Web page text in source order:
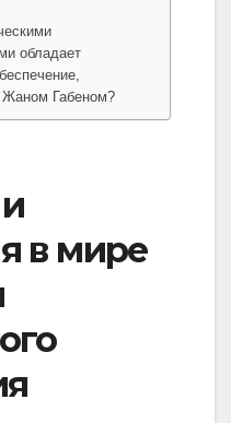
обладает
Жаном Габеном?
в мире